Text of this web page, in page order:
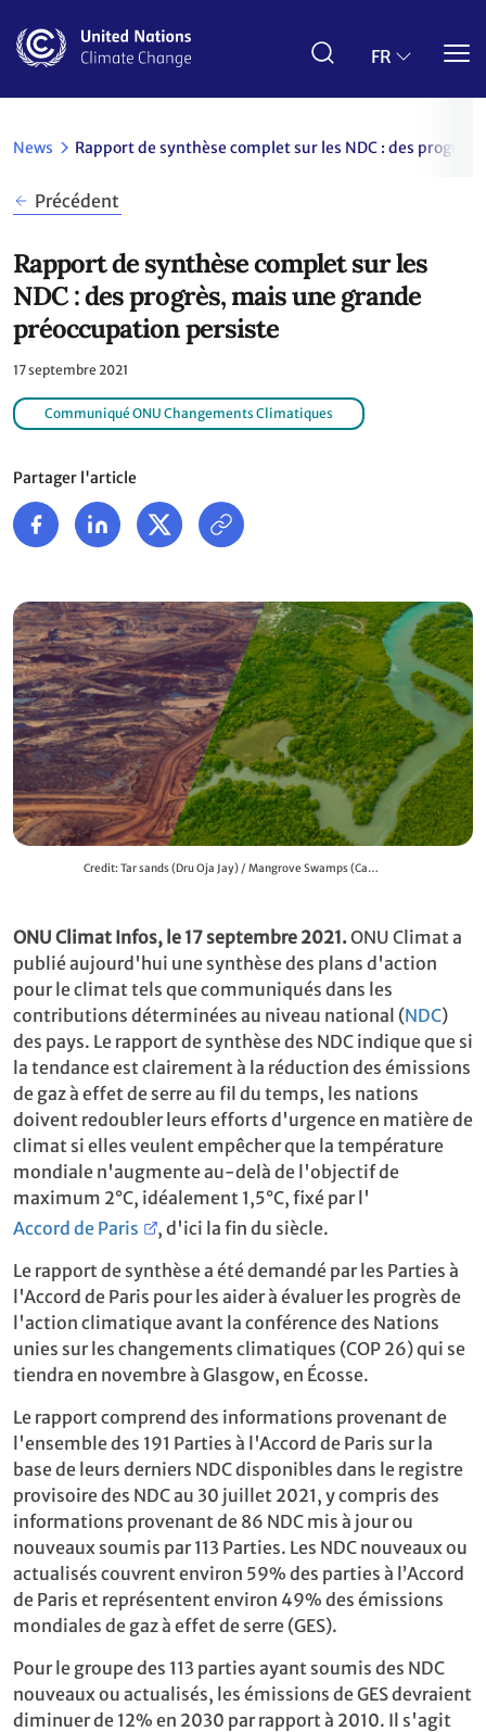
au
contenu
FR
News Rapport de synthèse complet sur les NDC : des
Précédent
Rapport de synthèse complet sur les
NDC : des progrès, mais une grande
préoccupation persiste
17 septembre 2021
Communiqué ONU Changements Climatiques
Partager l'article
Credit: Tar sands (Dru Oja Jay) / Mangrove Swamps (Canva Pro)
ONU Climat Infos, le 17 septembre 2021.ONU Climat a
publié aujourd'hui une synthèse des plans d'action
pour le climat tels que communiqués dans les
contributions déterminées au niveau national (NDC)
des pays. Le rapport de synthèse des NDC indique que si
la tendance est clairement à la réduction des émissions
de gaz à effet de serre au fil du temps, les nations
doivent redoubler leurs efforts d'urgence en matière de
climat si elles veulent empêcher que la température
mondiale n'augmente au-delà de l'objectif de
maximum 2°C, idéalement 1,5°C, fixé par l'
Accord de Paris
, d'ici la fin du siècle.
Le rapport de synthèse a été demandé par les Parties à
l'Accord de Paris pour les aider à évaluer les progrès de
l'action climatique avant la conférence des Nations
unies sur les changements climatiques (COP 26) qui se
tiendra en novembre à Glasgow, en Écosse.
Le rapport comprend des informations provenant de
l'ensemble des 191 Parties à l'Accord de Paris sur la
base de leurs derniers NDC disponibles dans le registre
provisoire des NDC au 30 juillet 2021, y compris des
informations provenant de 86 NDC mis à jour ou
nouveaux soumis par 113 Parties. Les NDC nouveaux ou
actualisés couvrent environ 59% des parties à l’Accord
de Paris et représentent environ 49% des émissions
mondiales de gaz à effet de serre (GES).
Pour le groupe des 113 parties ayant soumis des NDC
nouveaux ou actualisés, les émissions de GES devraient
diminuer de 12% en 2030 par rapport à 2010. Il s'agit